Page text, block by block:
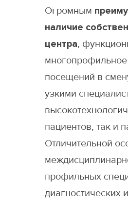
Огромным
наличие
центра,
посещений в
узкими
пациентов, так и
Отличительной
профильных
диагностических